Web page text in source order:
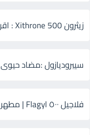
زيثرون 500 Xithrone : اقراص مضاد حيوى للالتهابات
سيبروديازول :مضاد حيوى
فلاجيل ٥٠٠ Flagyl | مطهر معوي أقراص وشراب